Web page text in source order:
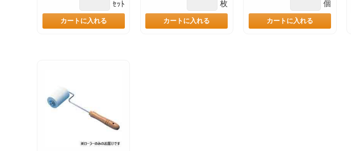
ｾｯﾄ
カートに入れる
枚
カートに入れる
個
カートに入れる